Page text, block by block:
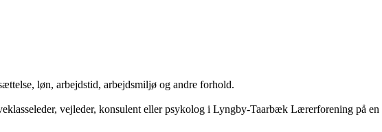
løn, arbejdstid, arbejdsmiljø og andre forhold.
vejleder, konsulent eller psykolog i Lyngby-Taarbæk Lærerforening på